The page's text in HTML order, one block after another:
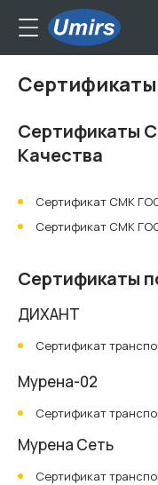
Сертификаты
Качества
Сертификат СМК
Сертификат СМК
Сертификаты
ДИХАНТ
Сертификат
Мурена-02
Сертификат
Мурена Сеть
Сертификат